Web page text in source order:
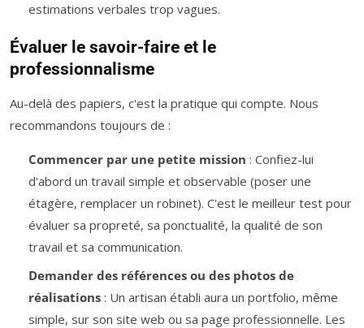
estimations verbales trop vagues.
Évaluer le savoir-faire et le
professionnalisme
Au-delà des papiers, c'est la pratique qui compte. Nous
recommandons toujours de :
Commencer par une petite mission : Confiez-lui
d'abord un travail simple et observable (poser une
étagère, remplacer un robinet). C'est le meilleur test pour
évaluer sa propreté, sa ponctualité, la qualité de son
travail et sa communication.
Demander des références ou des photos de
réalisations: Un artisan établi aura un portfolio, même
simple, sur son site web ou sa page professionnelle. Les